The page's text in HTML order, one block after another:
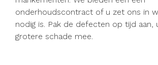
onderhoudscontract of u zet ons in
nodig is. Pak de defecten op tijd
grotere schade mee.